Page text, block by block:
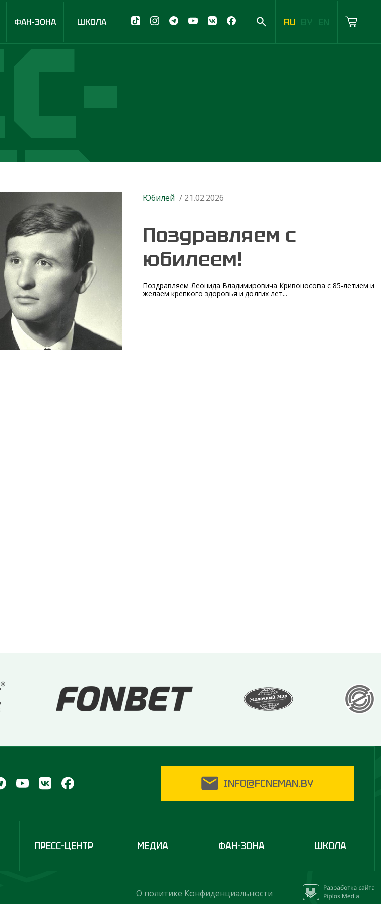
ФАН-ЗОНА ШКОЛА RU BY EN
Юбилей / 21.02.2026
Поздравляем с
юбилеем!
Поздравляем Леонида Владимировича Кривоносова с 85-летием и
желаем крепкого здоровья и долгих лет...
INFO@FCNEMAN.BY
ПРЕСС-ЦЕНТР МЕДИА ФАН-ЗОНА ШКОЛА
О политике Конфиденциальности